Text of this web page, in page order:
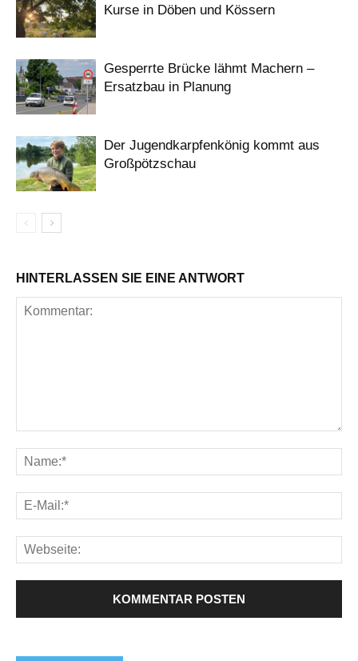
Kurse in Döben und Kössern
Gesperrte Brücke lähmt Machern –
Ersatzbau in Planung
Der Jugendkarpfenkönig kommt aus
Großpötzschau
HINTERLASSEN SIE EINE ANTWORT